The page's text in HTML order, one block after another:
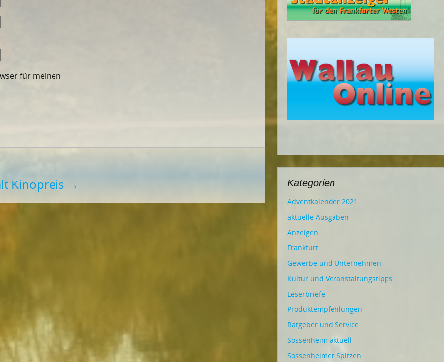
für meinen
Kinopreis → Kategorien
Adventkalender 2021
aktuelle Ausgaben
Anzeigen
Frankfurt
Gewerbe und Unternehmen
Kultur und Veranstaltungstipps
Leserbriefe
Produktempfehlungen
Ratgeber und Service
Sossenheim aktuell
Sossenheimer Spitzen